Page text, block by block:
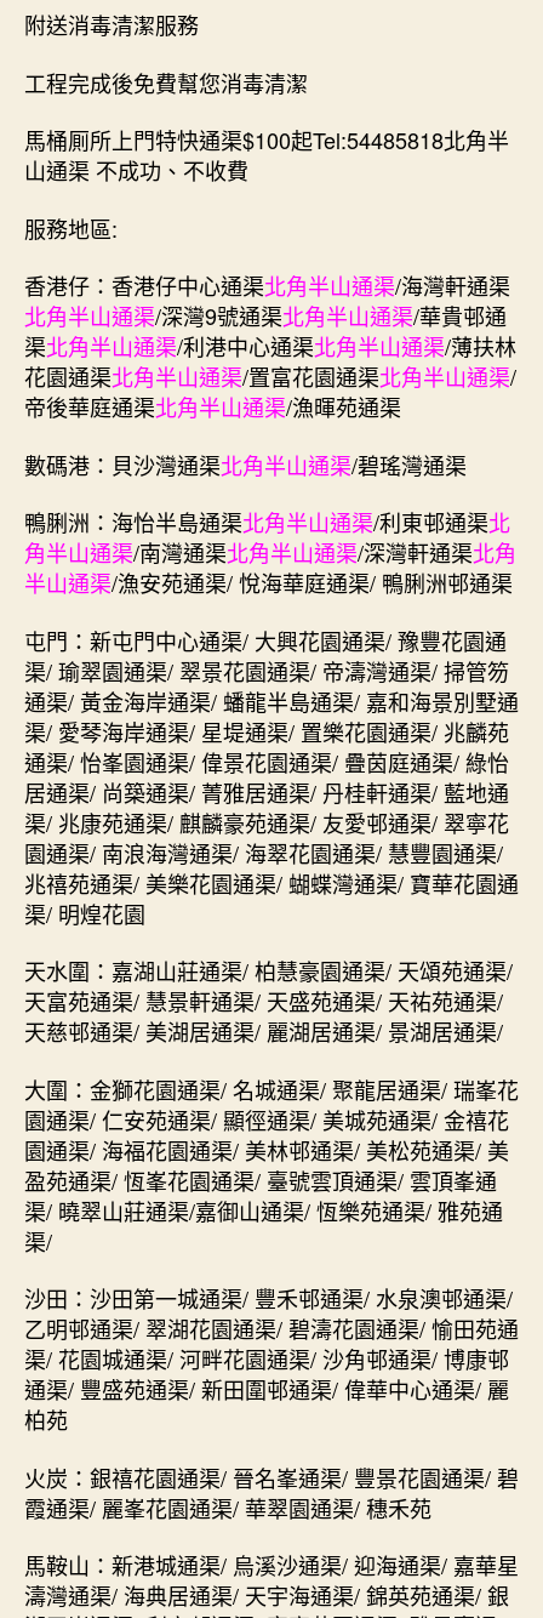
附送消毒清潔服務
工程完成後免費幫您消毒清潔
馬桶厠所上門特快通渠$100起Tel:54485818北角半
山通渠 不成功、不收費
服務地區:
香港仔：香港仔中心通渠北角半山通渠/海灣軒通渠
北角半山通渠/深灣9號通渠北角半山通渠/華貴邨通
渠北角半山通渠/利港中心通渠北角半山通渠/薄扶林
花園通渠北角半山通渠/置富花園通渠北角半山通渠/
帝後華庭通渠北角半山通渠/漁暉苑通渠
數碼港：貝沙灣通渠北角半山通渠/碧瑤灣通渠
鴨脷洲：海怡半島通渠北角半山通渠/利東邨通渠北
角半山通渠/南灣通渠北角半山通渠/深灣軒通渠北角
半山通渠/漁安苑通渠/ 悅海華庭通渠/ 鴨脷洲邨通渠
屯門：新屯門中心通渠/ 大興花園通渠/ 豫豐花園通
渠/ 瑜翠園通渠/ 翠景花園通渠/ 帝濤灣通渠/ 掃管笏
通渠/ 黃金海岸通渠/ 蟠龍半島通渠/ 嘉和海景別墅通
渠/ 愛琴海岸通渠/ 星堤通渠/ 置樂花園通渠/ 兆麟苑
通渠/ 怡峯園通渠/ 偉景花園通渠/ 疊茵庭通渠/ 綠怡
居通渠/ 尚築通渠/ 菁雅居通渠/ 丹桂軒通渠/ 藍地通
渠/ 兆康苑通渠/ 麒麟豪苑通渠/ 友愛邨通渠/ 翠寧花
園通渠/ 南浪海灣通渠/ 海翠花園通渠/ 慧豐園通渠/
兆禧苑通渠/ 美樂花園通渠/ 蝴蝶灣通渠/ 寶華花園通
渠/ 明煌花園
天水圍：嘉湖山莊通渠/ 柏慧豪園通渠/ 天頌苑通渠/
天富苑通渠/ 慧景軒通渠/ 天盛苑通渠/ 天祐苑通渠/
天慈邨通渠/ 美湖居通渠/ 麗湖居通渠/ 景湖居通渠/
大圍：金獅花園通渠/ 名城通渠/ 聚龍居通渠/ 瑞峯花
園通渠/ 仁安苑通渠/ 顯徑通渠/ 美城苑通渠/ 金禧花
園通渠/ 海福花園通渠/ 美林邨通渠/ 美松苑通渠/ 美
盈苑通渠/ 恆峯花園通渠/ 臺號雲頂通渠/ 雲頂峯通
渠/ 曉翠山莊通渠/嘉御山通渠/ 恆樂苑通渠/ 雅苑通
渠/
沙田：沙田第一城通渠/ 豐禾邨通渠/ 水泉澳邨通渠/
乙明邨通渠/ 翠湖花園通渠/ 碧濤花園通渠/ 愉田苑通
渠/ 花園城通渠/ 河畔花園通渠/ 沙角邨通渠/ 博康邨
通渠/ 豐盛苑通渠/ 新田圍邨通渠/ 偉華中心通渠/ 麗
柏苑
火炭：銀禧花園通渠/ 晉名峯通渠/ 豐景花園通渠/ 碧
霞通渠/ 麗峯花園通渠/ 華翠園通渠/ 穗禾苑
馬鞍山：新港城通渠/ 烏溪沙通渠/ 迎海通渠/ 嘉華星
濤灣通渠/ 海典居通渠/ 天宇海通渠/ 錦英苑通渠/ 銀